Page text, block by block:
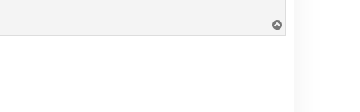
a